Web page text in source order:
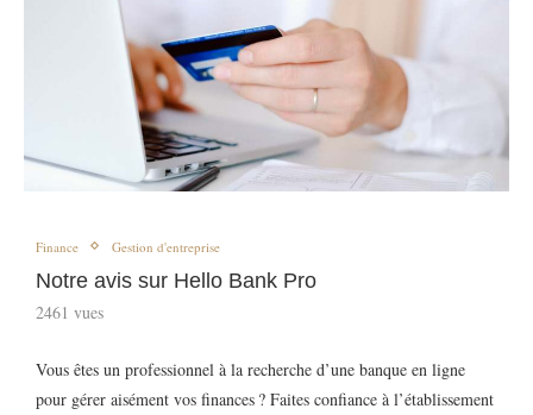
Finance Gestion d'entreprise
Notre avis sur Hello Bank Pro
2461 vues
Vous êtes un professionnel à la recherche d’une banque en ligne
pour gérer aisément vos finances ? Faites confiance à l’établissement